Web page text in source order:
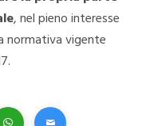
, nel pieno interesse
normativa vigente